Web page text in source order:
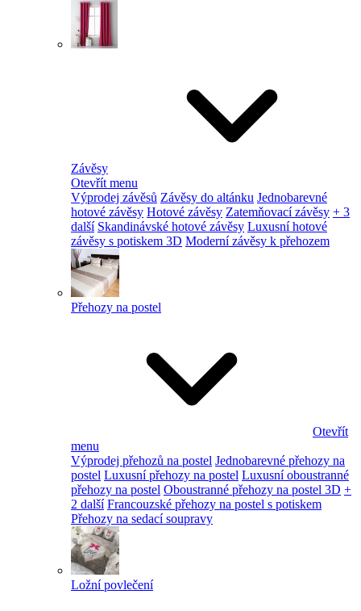
Závěsy
Otevřít menu
Výprodej závěsů Závěsy do altánku Jednobarevné
hotové závěsy Hotové závěsy Zatemňovací závěsy + 3
další Skandinávské hotové závěsy Luxusní hotové
závěsy s potiskem 3D Moderní závěsy k přehozem
Přehozy na postel
Otevřít
menu
Výprodej přehozů na postel Jednobarevné přehozy na
postel Luxusní přehozy na postel Luxusní oboustranné
přehozy na postel Oboustranné přehozy na postel 3D +
2 další Francouzské přehozy na postel s potiskem
Přehozy na sedací soupravy
Ložní povlečení